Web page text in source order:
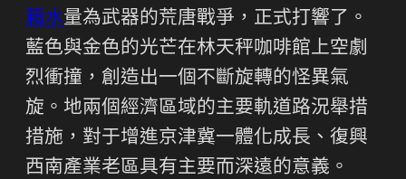
箱水量為武器的荒唐戰爭，正式打響了。
藍色與金色的光芒在林天秤咖啡館上空劇
烈衝撞，創造出一個不斷旋轉的怪異氣
旋。地兩個經濟區域的主要軌道路況舉措
措施，對于增進京津冀一體化成長、復興
西南產業老區具有主要而深遠的意義。